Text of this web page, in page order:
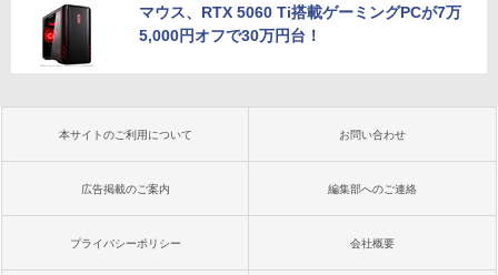
マウス、RTX 5060 Ti搭載ゲーミングPCが7万
5,000円オフで30万円台！
本サイトのご利用について お問い合わせ
広告掲載のご案内 編集部へのご連絡
プライバシーポリシー 会社概要